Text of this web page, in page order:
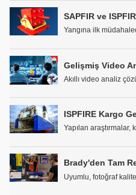
Akıllı video analiz
Yapılan
Uyumlu, fotoğraf